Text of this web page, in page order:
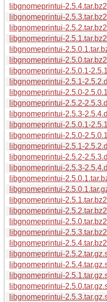
libgnomeprintui-2.5.4.tar.bz2
libgnomeprintui-2.5.3.tar.bz2
libgnomeprintui-2.5.2.tar.bz2
libgnomeprintui-2.5.1.tar.bz2
libgnomeprintui-
libgnomeprintui-2.5.0.tar.bz2
libgnomeprintui-2.5.0.1-
libgnomeprintui-2.5.1-
libgnomeprintui-2.5.0-
libgnomeprintui-2.5.2-
libgnomeprintui-2.5.3-
libgnomeprintui-2.5.0.1-
libgnomeprintui-2.5.0-
libgnomeprintui-2.5.1-
libgnomeprintui-2.5.2-
libgnomeprintui-2.5.3-
libgnomeprintui-
libgnomeprintui-
libgnomeprintui-
libgnomeprintui-
libgnomeprintui-
libgnomeprintui-
libgnomeprintui-
libgnomeprintui-
libgnomeprintui-
libgnomeprintui-
libgnomeprintui-
libgnomeprintui-